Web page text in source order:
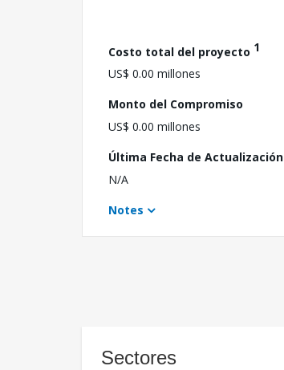
Costo total del proyecto 1
US$ 0.00 millones
Monto del Compromiso
US$ 0.00 millones
Última Fecha de Actualización
N/A
Notes
Sectores